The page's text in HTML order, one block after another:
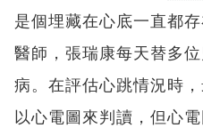
是個埋藏在心底一直都
醫師，張瑞康每天替多
病。在評估心跳情況時
以心電圖來判讀，但心